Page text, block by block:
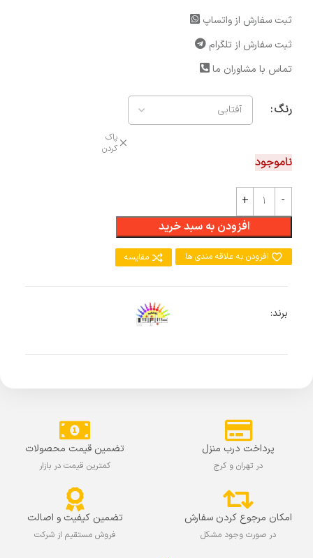
ثبت سفارش از واتساپ
ثبت سفارش از تلگرام
تماس با مشاوران ما
رنگ
پاک
کردن
ناموجود
افزودن به سبد خرید
افزودن به علاقه مندی ها مقایسه
برند:
پرداخت درب منزل
در تهران و کرج
تضمین قیمت محصولات
کمترین قیمت در بازار
امکان مرجوع کردن سفارش
در صورت وجود مشکل
تضمین کیفیت و اصالت
فروش مستقیم از شرکت